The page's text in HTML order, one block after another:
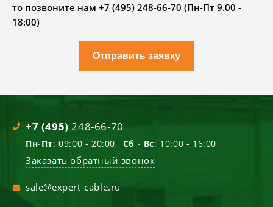
то позвоните нам +7 (495) 248-66-70 (Пн-Пт 9.00 -
18:00)
Отправить заявку
+7 (495) 248-66-70
Пн-Пт: 09:00 - 20:00, Сб - Вс: 10:00 - 16:00
Заказать обратный звонок
sale@expert-cable.ru